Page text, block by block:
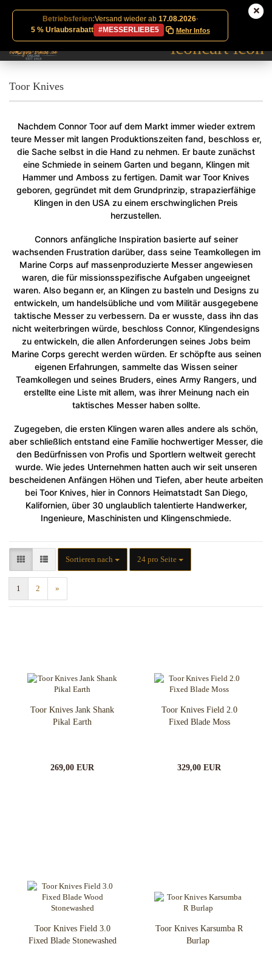
Betriebsferien:Versand wieder ab 17.08.2026·
5 % Urlaubsrabatt
#MESSERLIEBE5 Mehr Infos
Toor Knives
Nachdem Connor Toor auf dem Markt immer wieder extrem
teure Messer mit langen Produktionszeiten fand, beschloss er,
die Sache selbst in die Hand zu nehmen. Er baute zunächst
eine Schmiede in seinem Garten und begann, Klingen mit
Hammer und Amboss zu fertigen. Damit war Toor Knives
geboren, gegründet mit dem Grundprinzip, strapazierfähige
Klingen in den USA zu einem erschwinglichen Preis
herzustellen.
Connors anfängliche Inspiration basierte auf seiner
wachsenden Frustration darüber, dass seine Teamkollegen im
Marine Corps auf massenproduzierte Messer angewiesen
waren, die für missionsspezifische Aufgaben ungeeignet
waren. Also begann er, an Klingen zu basteln und Designs zu
entwickeln, um handelsübliche und vom Militär ausgegebene
taktische Messer zu verbessern. Da er wusste, dass ihn das
nicht weiterbringen würde, beschloss Connor, Klingendesigns
zu entwickeln, die allen Anforderungen seines Jobs beim
Marine Corps gerecht werden würden. Er schöpfte aus seinen
eigenen Erfahrungen, sammelte das Wissen seiner
Teamkollegen und seines Bruders, eines Army Rangers, und
erstellte eine Liste mit allem, was ihrer Meinung nach ein
taktisches Messer haben sollte.
Zugegeben, die ersten Klingen waren alles andere als schön,
aber schließlich entstand eine Familie hochwertiger Messer, die
den Bedürfnissen von Profis und Sportlern weltweit gerecht
wurde. Wie jedes Unternehmen hatten auch wir seit unseren
bescheidenen Anfängen Höhen und Tiefen, aber heute arbeiten
bei Toor Knives, hier in Connors Heimatstadt San Diego,
Kalifornien, über 30 unglaublich talentierte Handwerker,
Ingenieure, Maschinisten und Klingenschmiede.
Sortieren nach
Sortieren nach 24 pro Seite
pro Seite
1 2 »
Toor Knives Jank Shank
Pikal Earth
269,00 EUR
Toor Knives Field 2.0
Fixed Blade Moss
329,00 EUR
Toor Knives Field 3.0
Fixed Blade Stonewashed
Toor Knives Karsumba R
Burlap